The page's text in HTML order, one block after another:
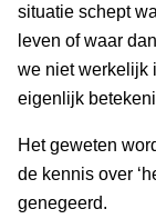
situatie schept
leven of waar
we niet werkelijk
eigenlijk
Het geweten
de kennis over
genegeerd.